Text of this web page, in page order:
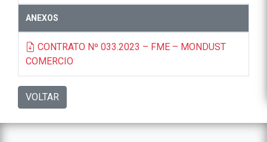
ANEXOS
CONTRATO Nº 033.2023 – FME – MONDUST
COMERCIO
VOLTAR